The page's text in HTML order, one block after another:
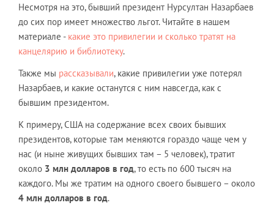
Несмотря на это, бывший президент Нурсултан Назарбаев
до сих пор имеет множество льгот. Читайте в нашем
материале -какие это привилегии и сколько тратят на
канцелярию и библиотеку.
Также мы рассказывали, какие привилегии уже потерял
Назарбаев, и какие останутся с ним навсегда, как с
бывшим президентом.
К примеру, США на содержание всех своих бывших
президентов, которые там меняются гораздо чаще чем у
нас (и ныне живущих бывших там – 5 человек), тратит
около 3 млн долларов в год, то есть по 600 тысяч на
каждого. Мы же тратим на одного своего бывшего – около
4 млн долларов в год.